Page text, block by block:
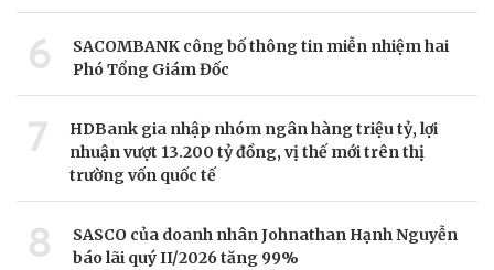
6
SACOMBANK công bố thông tin miễn nhiệm hai
Phó Tổng Giám Đốc
7
HDBank gia nhập nhóm ngân hàng triệu tỷ, lợi
nhuận vượt 13.200 tỷ đồng, vị thế mới trên thị
trường vốn quốc tế
8
SASCO của doanh nhân Johnathan Hạnh Nguyễn
báo lãi quý II/2026 tăng 99%